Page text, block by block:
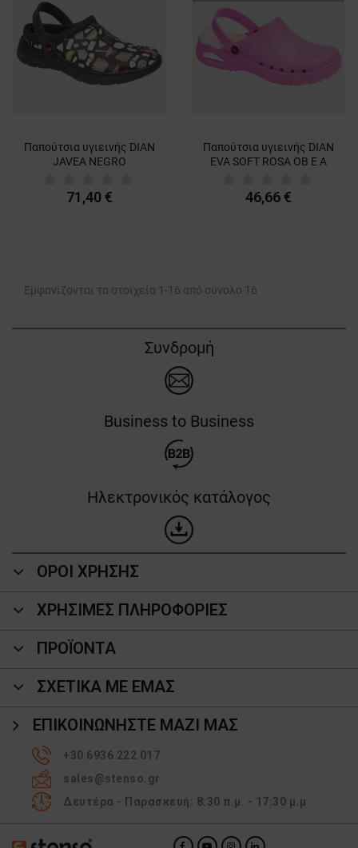
Παπούτσια υγιεινής DIAN
JAVEA NEGRO
71,40 €
Παπούτσια υγιεινής DIAN
EVA SOFT ROSA OB E A
46,66 €
Εμφανίζονται τα στοιχεία 1-16 από σύνολο 16
Συνδρομή
Business to Business
Ηλεκτρονικός κατάλογος
ΟΡΟΙ ΧΡΗΣΗΣ
ΧΡΗΣΙΜΕΣ ΠΛΗΡΟΦΟΡΙΕΣ
ΠΡΟΪΌΝΤΑ
ΣΧΕΤΙΚΑ ΜΕ ΕΜΑΣ
ΕΠΙΚΟΙΝΩΝΉΣΤΕ ΜΑΖΊ ΜΑΣ
+30 6936 222 017
sales@stenso.gr
Δευτέρα - Παρασκευή: 8:30 π.μ. - 17:30 μ.μ